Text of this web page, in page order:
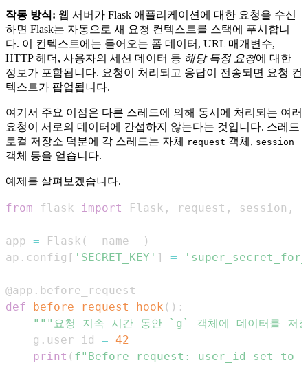
작동 방식: 웹 서버가 Flask 애플리케이션에 대한 요청을 수신
하면 Flask는 자동으로 새 요청 컨텍스트를 스택에 푸시합니
다. 이 컨텍스트에는 들어오는 폼 데이터, URL 매개변수,
HTTP 헤더, 사용자의 세션 데이터 등 해당 특정 요청에 대한
정보가 포함됩니다. 요청이 처리되고 응답이 전송되면 요청 컨
텍스트가 팝업됩니다.
여기서 주요 이점은 다른 스레드에 의해 동시에 처리되는 여러
요청이 서로의 데이터에 간섭하지 않는다는 것입니다. 스레드
로컬 저장소 덕분에 각 스레드는 자체
request 객체, session
객체 등을 얻습니다.
예제를 살펴보겠습니다.
from flask import Flask , request , session ,
app = Flask ( __name__
)
ap . config [ 'SECRET_KEY' ] =
@app . before_request
def
before_request_hook ( ) :
"""요청 지속 시간 동안 `g` 객체에 데이터를 저
    g
. user_id = 42
print ( f"Before request: user_id set to